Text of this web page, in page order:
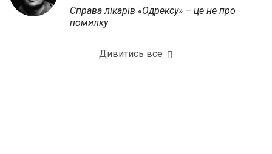
Справа лікарів «Одрексу» – це не про
помилку
Дивитись все